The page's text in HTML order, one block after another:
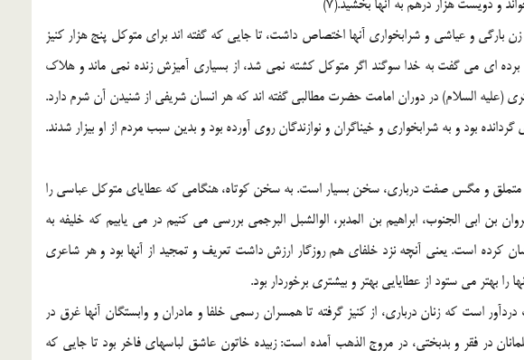
بارگی و عیاشی و شرابخواری آنها اختصاص داشت، تا جایی که گفته اند برای متوکل پنج هزار کنیز
برده ای می گفت به خدا سوگند اگر متوکل کشته نمی شد، از بسیاری آمیزش زنده نمی ماند و هلاک
عسکری (علیه السلام) در دوران امامت حضرت مطالبی گفته اند که هر انسان شریفی از شنیدن آن شرم دارد.
بود و به شرابخواری و خیناگران و نوازندگان روی آورده بود و بدین سبب مردم از او بیزار شدند.
و مگس صفت درباری، سخن بسیار است. به سخن کوتاه، هنگامی که عطایای متوکل عباسی را
بن ابی الجنوب، ابراهیم بن المدبر، الوالشبل البرجمی بررسی می کنیم در می یابیم که خلیفه به
کرده است. یعنی آنچه نزد خلفای هم روزگار ارزش داشت تعریف و تمجید از آنها بود و هر شاعری
بهتر می ستود از عطایایی بهتر و بیشتری برخوردار بود.
است که زنان درباری، از کنیز گرفته تا همسران رسمی خلفا و مادران و وابستگان آنها غرق در
در فقر و بدبختی، در مروج الذهب آمده است: زبیده خاتون عاشق لباسهای فاخر بود تا جایی که